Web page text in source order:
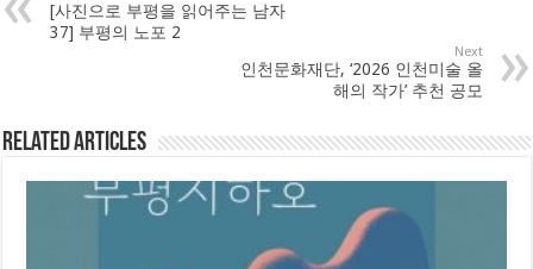
[사진으로 부평을 읽어주는 남자
37] 부평의 노포 2
Next
인천문화재단, ‘2026 인천미술 올
해의 작가’ 추천 공모
Related Articles